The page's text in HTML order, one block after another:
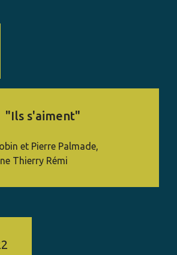
"Ils s'aiment"
et Pierre Palmade,
Thierry Rémi